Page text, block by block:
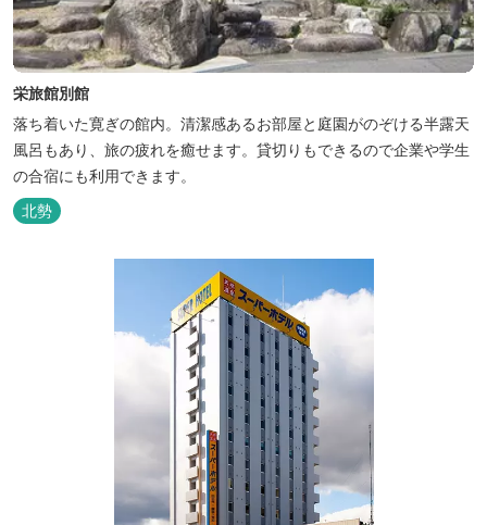
栄旅館別館
落ち着いた寛ぎの館内。清潔感あるお部屋と庭園がのぞける半露天
風呂もあり、旅の疲れを癒せます。貸切りもできるので企業や学生
の合宿にも利用できます。
北勢